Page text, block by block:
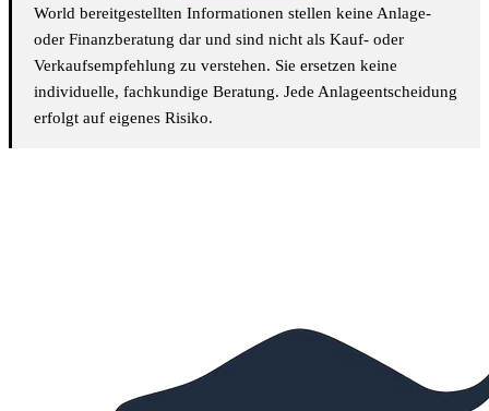
World bereitgestellten Informationen stellen keine Anlage-
oder Finanzberatung dar und sind nicht als Kauf- oder
Verkaufsempfehlung zu verstehen. Sie ersetzen keine
individuelle, fachkundige Beratung. Jede Anlageentscheidung
erfolgt auf eigenes Risiko.